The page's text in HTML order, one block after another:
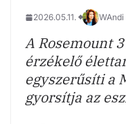
2026.05.11. WAndi
A Rosemount
érzékelő
egyszerűsíti a
gyorsítja az